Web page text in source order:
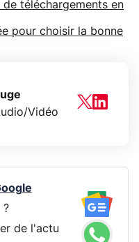
de téléchargements en
pour choisir la bonne
Vidéo
?
de l'actu